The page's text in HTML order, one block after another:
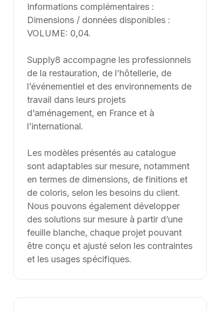
Informations complémentaires :
Dimensions / données disponibles :
VOLUME: 0,04.
Supply8 accompagne les professionnels
de la restauration, de l’hôtellerie, de
l’événementiel et des environnements de
travail dans leurs projets
d’aménagement, en France et à
l’international.
Les modèles présentés au catalogue
sont adaptables sur mesure, notamment
en termes de dimensions, de finitions et
de coloris, selon les besoins du client.
Nous pouvons également développer
des solutions sur mesure à partir d’une
feuille blanche, chaque projet pouvant
être conçu et ajusté selon les contraintes
et les usages spécifiques.